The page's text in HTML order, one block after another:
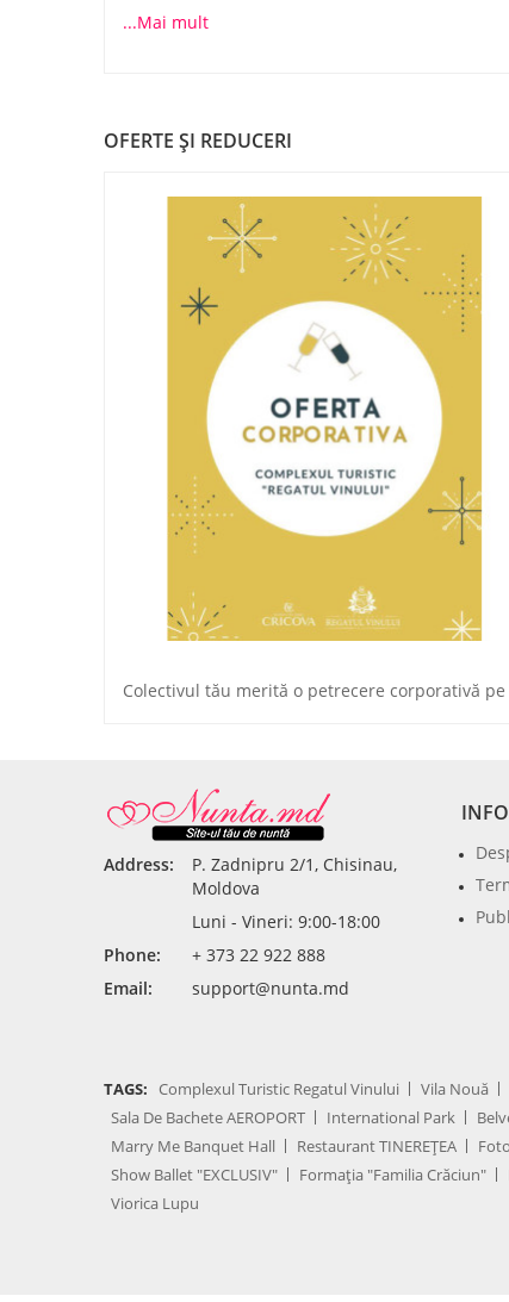
...Mai mult
OFERTE ŞI REDUCERI
Address:
P. Zadnipru 2/1, Chisinau,
Moldova
Luni - Vineri: 9:00-18:00
Phone:
+ 373 22 922 888
Email:
support@nunta.md
INFO
TAGS: Complexul Turistic Regatul Vinului Vila Nouă
Sala De Bachete AEROPORT
International Park
Marry Me Banquet Hall
Restaurant TINEREȚEA
Show Ballet "EXCLUSIV"
Formația "Familia Crăciun"
Viorica Lupu